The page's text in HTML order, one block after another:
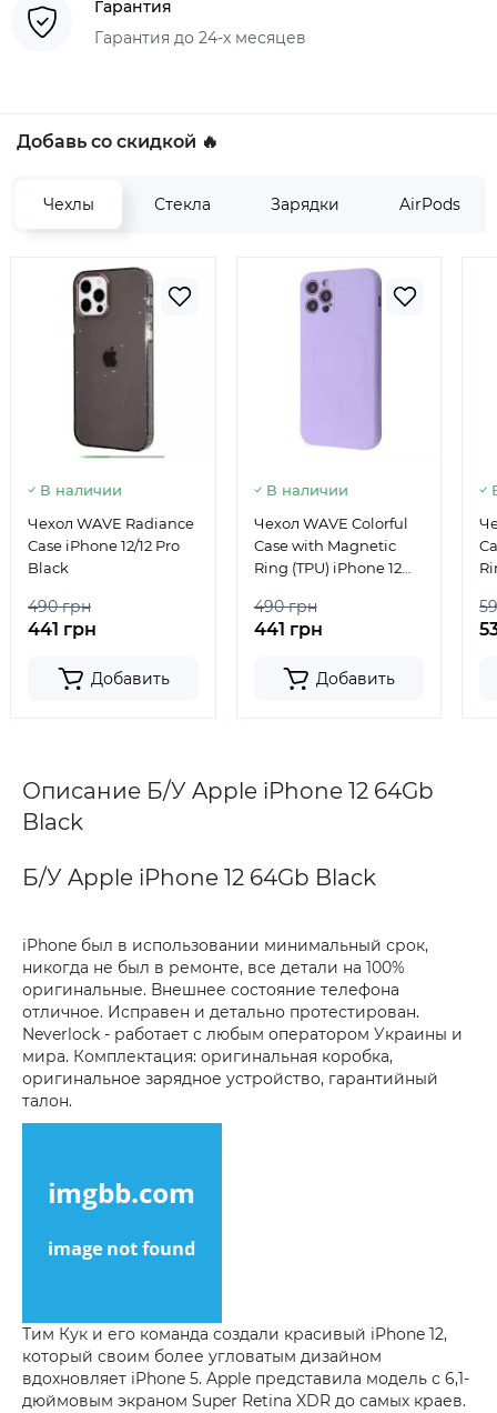
Гарантия
Гарантия до 24-х месяцев
Добавь со скидкой 🔥
Чехлы Стекла Зарядки AirPods
В наличии
Чехол WAVE Radiance
Case iPhone 12/12 Pro
Black
490 грн
441 грн
Добавить
В наличии
Чехол WAVE Colorful
Case with Magnetic
Ring (TPU) iPhone 12
490 грн
441 грн
Добавить
Описание Б/У Apple iPhone 12 64Gb
Black
Б/У Apple iPhone 12 64Gb Black
iPhone был в использовании минимальный срок,
никогда не был в ремонте, все детали на 100%
оригинальные. Внешнее состояние телефона
отличное. Исправен и детально протестирован.
Neverlock - работает с любым оператором Украины и
мира. Комплектация: оригинальная коробка,
оригинальное зарядное устройство, гарантийный
талон.
Тим Кук и его команда создали красивый iPhone 12,
который своим более угловатым дизайном
вдохновляет iPhone 5. Apple представила модель с 6,1-
дюймовым экраном Super Retina XDR до самых краев.